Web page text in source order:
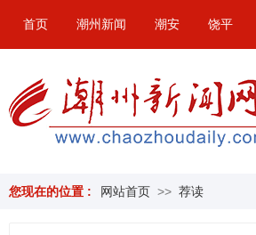
首页 潮州新闻 潮安 饶平
您现在的位置 : 网站首页 >> 荐读